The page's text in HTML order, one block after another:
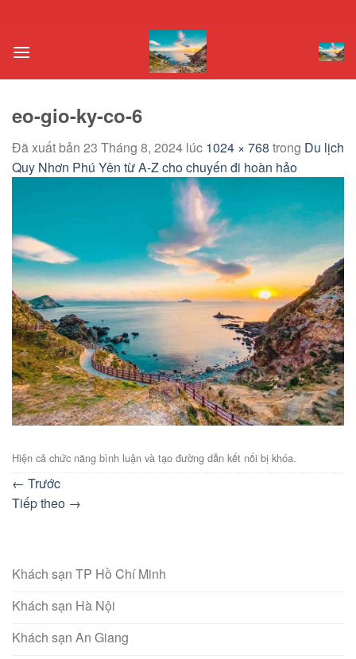
nội
eo-gio-ky-co-6
Đã xuất bản 23 Tháng 8, 2024 lúc 1024 × 768 trong Du lịch
Quy Nhơn Phú Yên từ A-Z cho chuyến đi hoàn hảo
Hiện cả chức năng bình luận và tạo đường dẫn kết nối bị khóa.
← Trước
Tiếp theo →
Khách sạn TP Hồ Chí Minh
Khách sạn Hà Nội
Khách sạn An Giang